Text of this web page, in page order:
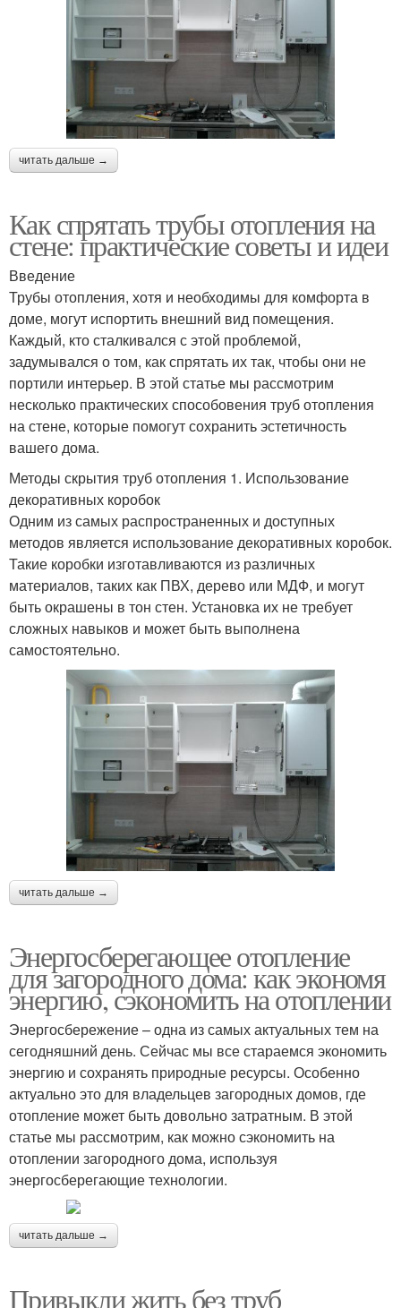
читать дальше →
Как спрятать трубы отопления на
стене: практические советы и идеи
Введение
Трубы отопления, хотя и необходимы для комфорта в
доме, могут испортить внешний вид помещения.
Каждый, кто сталкивался с этой проблемой,
задумывался о том, как спрятать их так, чтобы они не
портили интерьер. В этой статье мы рассмотрим
несколько практических способовения труб отопления
на стене, которые помогут сохранить эстетичность
вашего дома.
Методы скрытия труб отопления 1. Использование
декоративных коробок
Одним из самых распространенных и доступных
методов является использование декоративных коробок.
Такие коробки изготавливаются из различных
материалов, таких как ПВХ, дерево или МДФ, и могут
быть окрашены в тон стен. Установка их не требует
сложных навыков и может быть выполнена
самостоятельно.
читать дальше →
Энергосберегающее отопление
для загородного дома: как экономя
энергию, сэкономить на отоплении
Энергосбережение – одна из самых актуальных тем на
сегодняшний день. Сейчас мы все стараемся экономить
энергию и сохранять природные ресурсы. Особенно
актуально это для владельцев загородных домов, где
отопление может быть довольно затратным. В этой
статье мы рассмотрим, как можно сэкономить на
отоплении загородного дома, используя
энергосберегающие технологии.
читать дальше →
Привыкли жить без труб